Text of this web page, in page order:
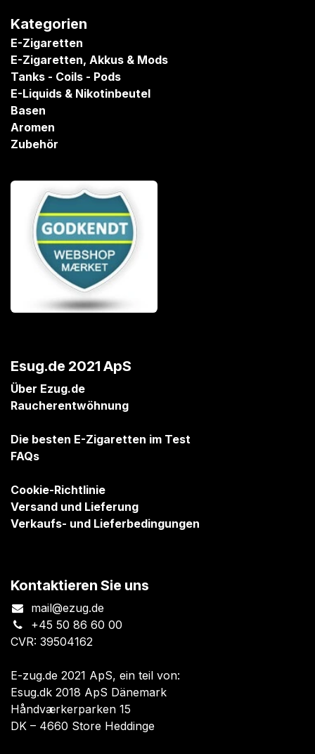
Kategorien
E-Zigaretten
E-Zigaretten, Akkus & Mods
Tanks - Coils - Pods
E-Liquids & Nikotinbeutel
Basen
Aromen
Zubehör
Esug.de 2021 ApS
Über Ezug.de
Raucherentwöhnung
Die besten E-Zigaretten im Test
FAQs
Cookie-Richtlinie
Versand und Lieferung
Verkaufs- und Lieferbedingungen
Kontaktieren Sie uns
mail@ezug.de
+45 50 86 60 00
CVR: 39504162
E-zug.de 2021 ApS, ein teil von:
Esug.dk 2018 ApS Dänemark
Håndværkerparken 15
DK – 4660 Store Heddinge